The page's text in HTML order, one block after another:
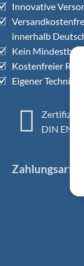
Innovative
innerhalb
Kein
Kostenfreier
Eigener
DIN EN
Zahlungsarten